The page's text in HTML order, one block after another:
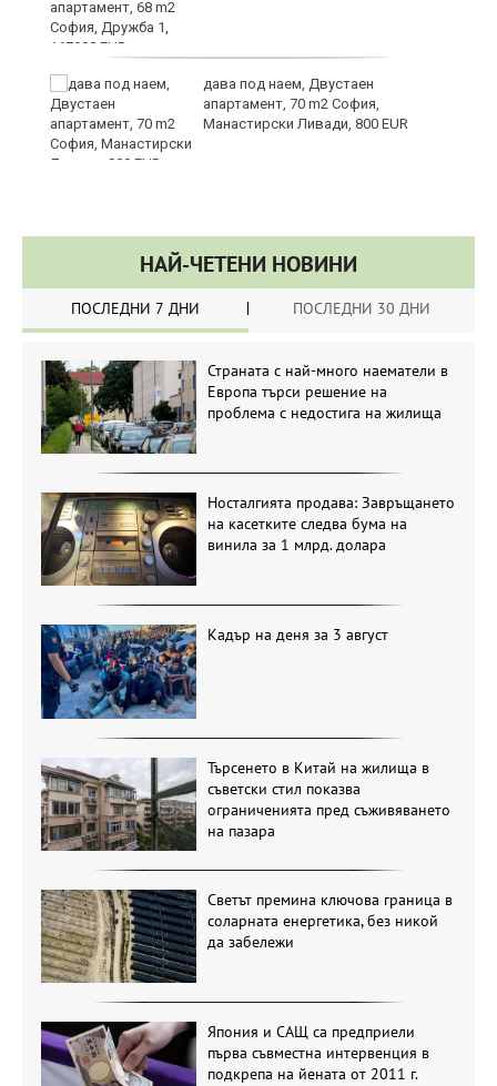
дава под наем, Двустаен
апартамент, 70 m2 София,
Манастирски Ливади, 800 EUR
НАЙ-ЧЕТЕНИ НОВИНИ
ПОСЛЕДНИ 7 ДНИ ПОСЛЕДНИ 30 ДНИ
Страната с най-много наематели в
Европа търси решение на
проблема с недостига на жилища
Носталгията продава: Завръщането
на касетките следва бума на
винила за 1 млрд. долара
Кадър на деня за 3 август
Търсенето в Китай на жилища в
съветски стил показва
ограниченията пред съживяването
на пазара
Светът премина ключова граница в
соларната енергетика, без никой
да забележи
Япония и САЩ са предприели
първа съвместна интервенция в
подкрепа на йената от 2011 г.